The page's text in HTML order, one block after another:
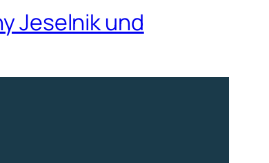
Jeselnik und